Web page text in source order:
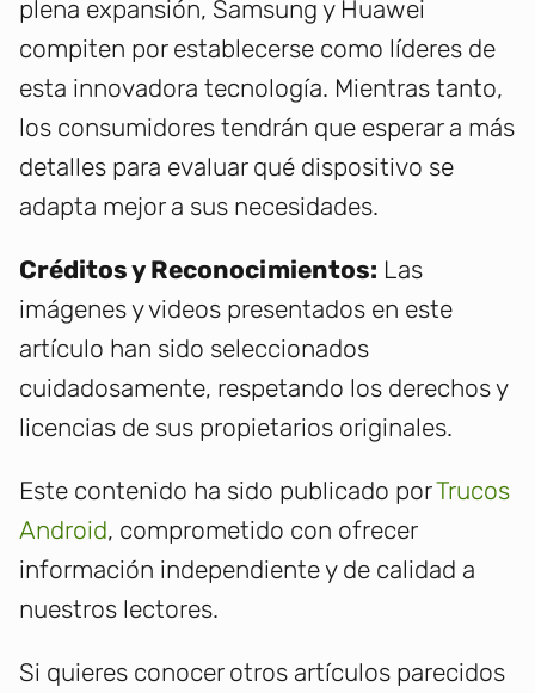
plena expansión, Samsung y Huawei
compiten por establecerse como líderes de
esta innovadora tecnología. Mientras tanto,
los consumidores tendrán que esperar a más
detalles para evaluar qué dispositivo se
adapta mejor a sus necesidades.
Créditos y Reconocimientos: Las
imágenes y videos presentados en este
artículo han sido seleccionados
cuidadosamente, respetando los derechos y
licencias de sus propietarios originales.
Este contenido ha sido publicado porTrucos
Android, comprometido con ofrecer
información independiente y de calidad a
nuestros lectores.
Si quieres conocer otros artículos parecidos